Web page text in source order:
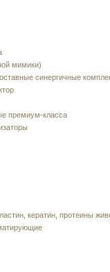
мимики)
синергичные
премиум-класса
кератин, протеины